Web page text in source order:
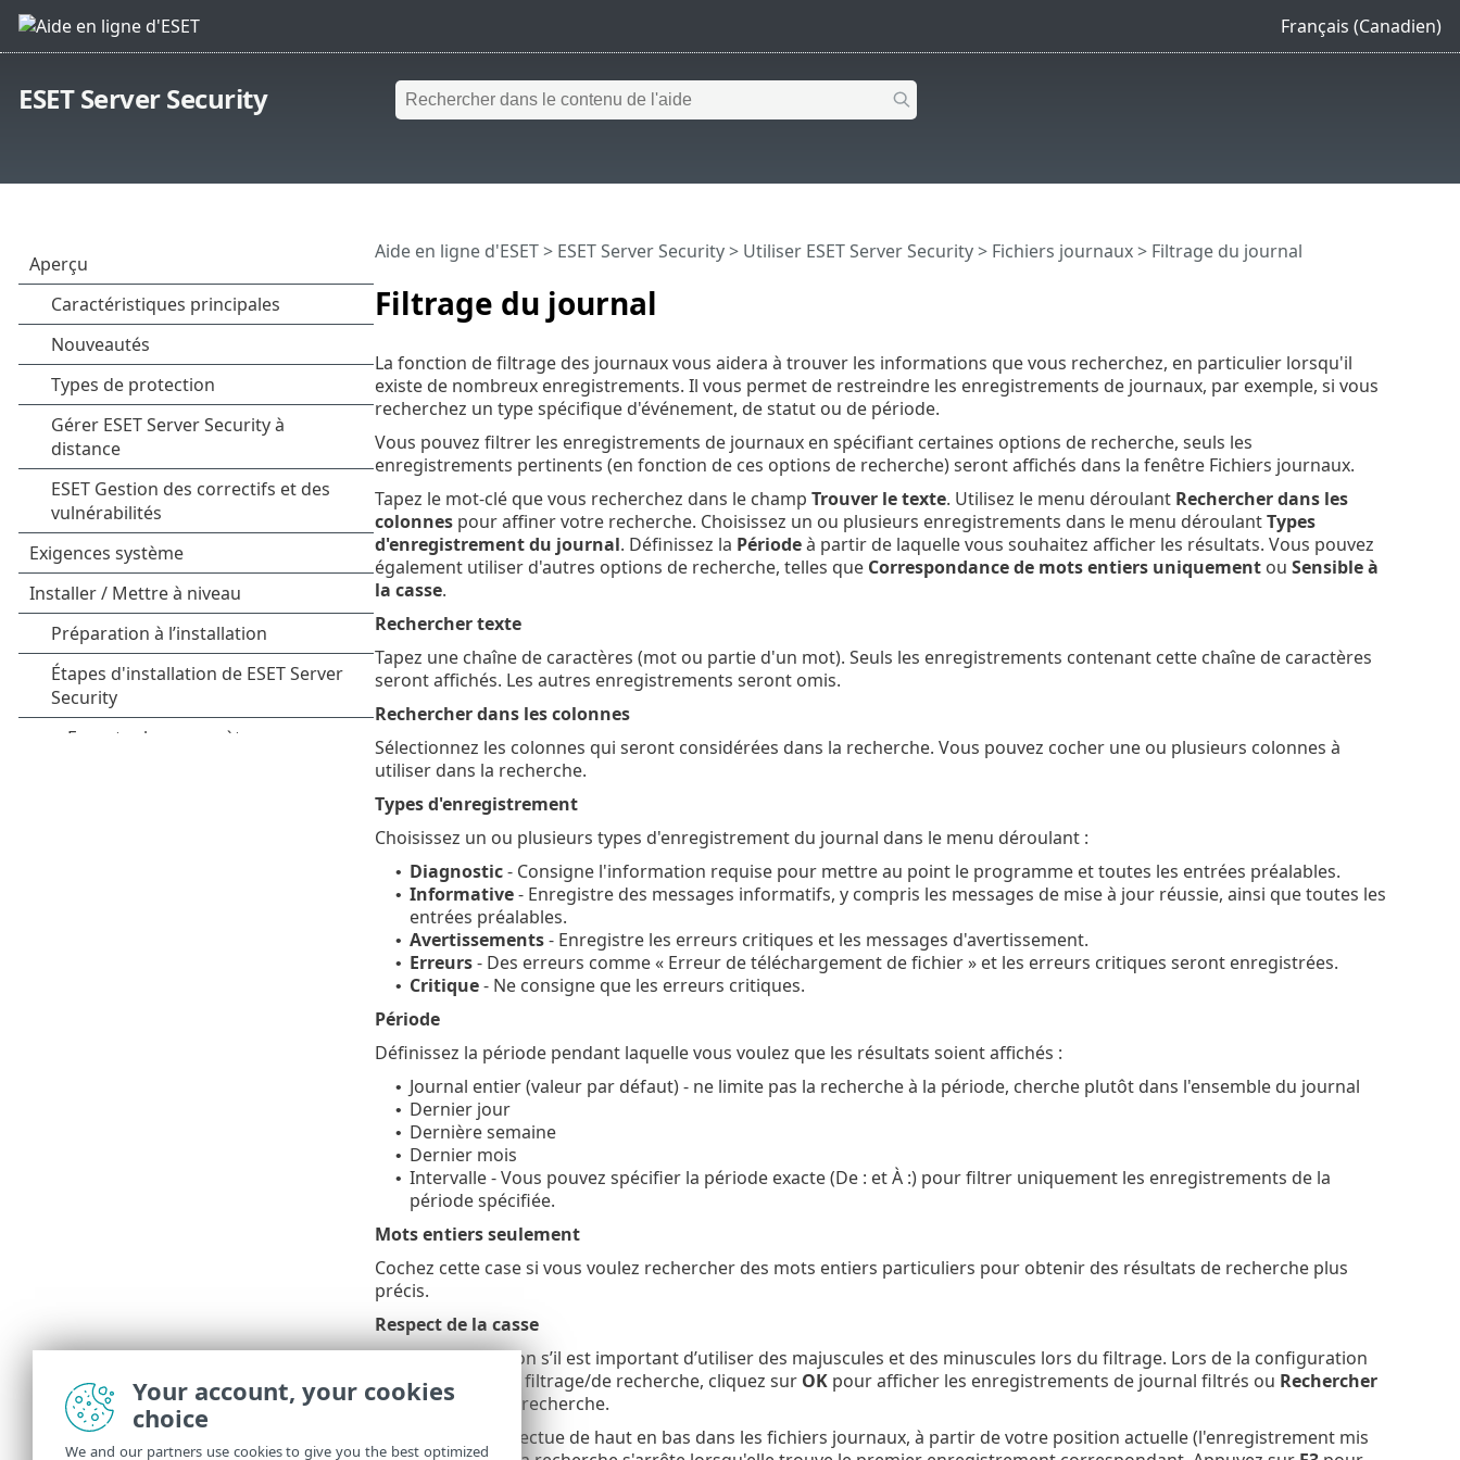
Français (Canadien)
ESET Server Security
Filtrage du journal
Aide en ligne d'ESET> ESET Server Security> Utiliser ESET Server Security> Fichiers journaux> Filtrage du journal
La fonction de filtrage des journaux vous aidera à trouver les informations que vous recherchez, en particulier lorsqu'il
existe de nombreux enregistrements. Il vous permet de restreindre les enregistrements de journaux, par exemple, si vous
recherchez un type spécifique d'événement, de statut ou de période.
Vous pouvez filtrer les enregistrements de journaux en spécifiant certaines options de recherche, seuls les
enregistrements pertinents (en fonction de ces options de recherche) seront affichés dans la fenêtre Fichiers journaux.
Tapez le mot-clé que vous recherchez dans le champ Trouver le texte. Utilisez le menu déroulant Rechercher dans les
colonnespour affiner votre recherche. Choisissez un ou plusieurs enregistrements dans le menu déroulantTypes
d'enregistrement du journal. Définissez la Périodeà partir de laquelle vous souhaitez afficher les résultats. Vous pouvez
également utiliser d'autres options de recherche, telles que Correspondance de mots entiers uniquementou Sensible à
la casse.
Rechercher texte
Tapez une chaîne de caractères (mot ou partie d'un mot). Seuls les enregistrements contenant cette chaîne de caractères
seront affichés. Les autres enregistrements seront omis.
Rechercher dans les colonnes
Sélectionnez les colonnes qui seront considérées dans la recherche. Vous pouvez cocher une ou plusieurs colonnes à
utiliser dans la recherche.
Types d'enregistrement
Choisissez un ou plusieurs types d'enregistrement du journal dans le menu déroulant :
• Diagnostic- Consigne l'information requise pour mettre au point le programme et toutes les entrées préalables.
• Informative- Enregistre des messages informatifs, y compris les messages de mise à jour réussie, ainsi que toutes les
entrées préalables.
• Avertissements- Enregistre les erreurs critiques et les messages d'avertissement.
• Erreurs- Des erreurs comme « Erreur de téléchargement de fichier » et les erreurs critiques seront enregistrées.
• Critique- Ne consigne que les erreurs critiques.
Période
Définissez la période pendant laquelle vous voulez que les résultats soient affichés :
• Journal entier (valeur par défaut) - ne limite pas la recherche à la période, cherche plutôt dans l'ensemble du journal
• Dernier jour
• Dernière semaine
• Dernier mois
• Intervalle - Vous pouvez spécifier la période exacte (De : et À :) pour filtrer uniquement les enregistrements de la
période spécifiée.
Mots entiers seulement
Cochez cette case si vous voulez rechercher des mots entiers particuliers pour obtenir des résultats de recherche plus
précis.
Respect de la casse
Activez cette option s’il est important d’utiliser des majuscules et des minuscules lors du filtrage. Lors de la configuration
de vos options de filtrage/de recherche, cliquez sur OKpour afficher les enregistrements de journal filtrés ou Rechercher
pour démarrer la recherche.
La recherche s'effectue de haut en bas dans les fichiers journaux, à partir de votre position actuelle (l'enregistrement mis
Your account, your cookies
choice
We and our partners use cookies to give you the best optimized